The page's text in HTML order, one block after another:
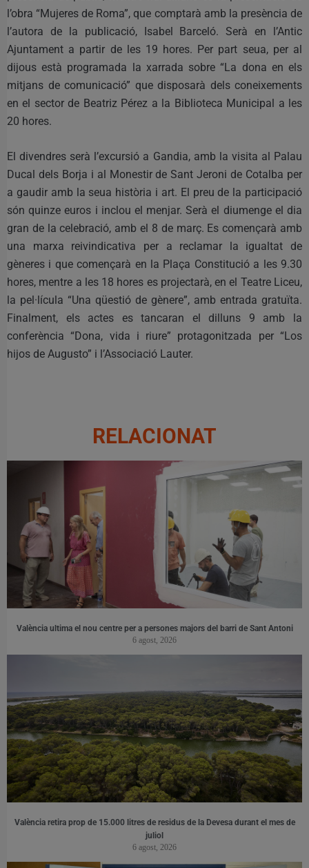
l’obra “Mujeres de Roma”, que comptarà amb la presència de
l’autora de la publicació, Isabel Barceló. Serà en l’Antic
Ajuntament a partir de les 19 hores. Per part seua, per al
dijous està programada la xarrada sobre “La dona en els
mitjans de comunicació” que disposarà dels coneixements
en el sector de Beatriz Pérez a la Biblioteca Municipal a les
20 hores.
El divendres serà l’excursió a Gandia, amb la visita al Palau
Ducal dels Borja i al Monestir de Sant Jeroni de Cotalba per
a gaudir amb la seua història i art. El preu de la participació
són quinze euros i inclou el menjar. Serà el diumenge el dia
gran de la celebració, amb el 8 de març. Es començarà amb
una marxa reivindicativa per a reclamar la igualtat de
gèneres i que començarà en la Plaça Constitució a les 9.30
hores, mentre a les 18 hores es projectarà, en el Teatre Liceu,
la pel·lícula “Una qüestió de gènere”, amb entrada gratuïta.
Finalment, els actes es tancaran el dilluns 9 amb la
conferència “Dona, vida i riure” protagonitzada per “Los
hijos de Augusto” i l’Associació Lauter.
RELACIONAT
València ultima el nou centre per a persones majors del barri de Sant Antoni
6 agost, 2026
València retira prop de 15.000 litres de residus de la Devesa durant el mes de
juliol
6 agost, 2026